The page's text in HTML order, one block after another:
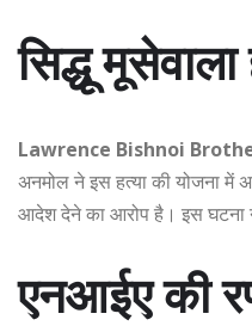
सिद्धू
Lawrence Bishnoi
अनमोल ने इस हत्या की योजना में
आदेश देने का आरोप है। इस घटना
एनआईए की